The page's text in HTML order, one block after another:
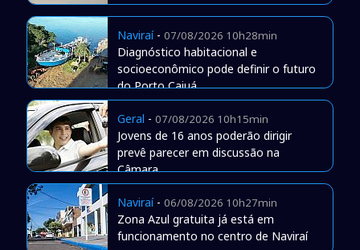
Naviraí- 07/08/2026 10h28min
Diagnóstico habitacional e
socioeconômico pode definir o futuro
do Porto Caiuá
Geral - 07/08/2026 10h15min
Jovens de 16 anos poderão dirigir
prevê parecer em discussão na
Câmara
Naviraí- 06/08/2026 10h27min
Zona Azul gratuita já está em
funcionamento no centro de Naviraí